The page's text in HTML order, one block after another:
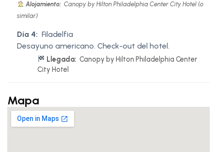
Alojamiento: Canopy by Hilton Philadelphia Center City Hotel (o
similar)
Día 4: Filadelfia
Desayuno americano. Check-out del hotel.
Llegada: Canopy by Hilton Philadelphia Center
City Hotel
Mapa